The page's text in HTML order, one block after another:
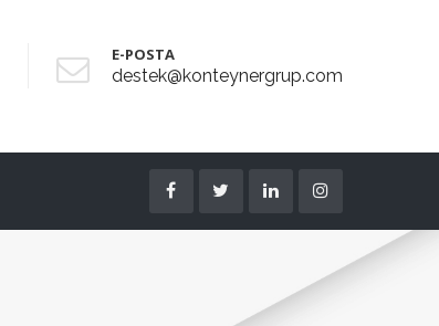
E-POSTA
destek@konteynergrup.com